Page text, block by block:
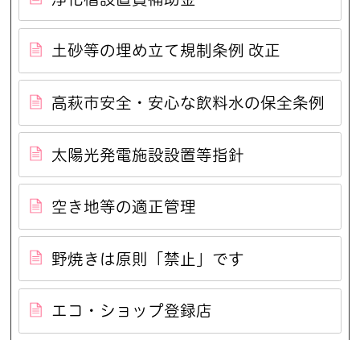
土砂等の埋め立て規制条例 改正
高萩市安全・安心な飲料水の保全条例
太陽光発電施設設置等指針
空き地等の適正管理
野焼きは原則「禁止」です
エコ・ショップ登録店